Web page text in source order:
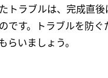
トラブルは、完成直
です。トラブルを防
らいましょう。